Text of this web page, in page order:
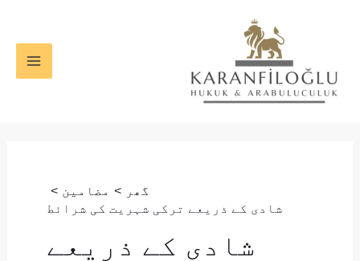
گھر
مضامین
شادی کے ذریعے ترکی شہریت کی شرائط
شادی کے ذریعے